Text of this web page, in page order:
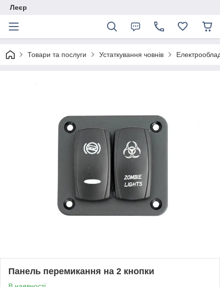
Леєр
Товари та послуги Устаткування човнів
Панель перемикання на 2 кнопки